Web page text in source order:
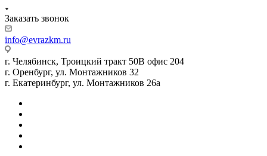
Заказать звонок
info@evrazkm.ru
г. Челябинск, Троицкий тракт 50В офис 204
г. Оренбург, ул. Монтажников 32
г. Екатеринбург, ул. Монтажников 26а